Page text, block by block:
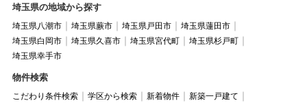
埼玉県の地域から探す
埼玉県八潮市 埼玉県蕨市 埼玉県戸田市
埼玉県蓮田市
埼玉県白岡市
埼玉県久喜市 埼玉県宮代町
埼玉県杉戸町
埼玉県幸手市
物件検索
こだわり条件検索 学区から検索 新着物件
新築一戸建て